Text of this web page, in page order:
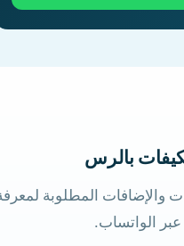
بالرس
والإضافات المطلوبة
عبر الواتساب.